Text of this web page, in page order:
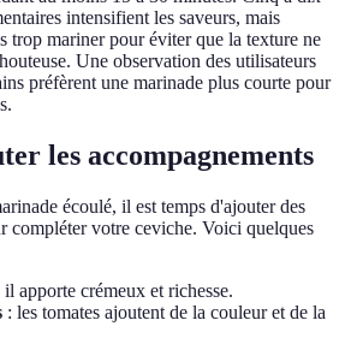
intensifient les saveurs, mais
trop mariner pour éviter que la texture ne
Une observation des utilisateurs
préfèrent une marinade plus courte pour
les accompagnements
écoulé, il est temps d'ajouter des
compléter votre ceviche. Voici quelques
il apporte crémeux et richesse.
: les tomates ajoutent de la couleur et de la